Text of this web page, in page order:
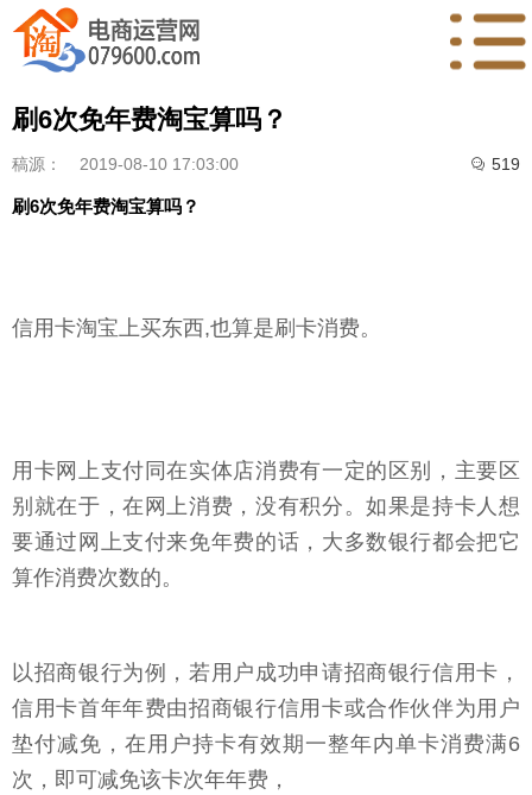
刷6次免年费淘宝算吗？
稿源： 2019-08-10 17:03:00  519
刷6次免年费淘宝算吗？
信用卡淘宝上买东西,也算是刷卡消费。
用卡网上支付同在实体店消费有一定的区别，主要区
别就在于，在网上消费，没有积分。如果是持卡人想
要通过网上支付来免年费的话，大多数银行都会把它
算作消费次数的。
以招商银行为例，若用户成功申请招商银行信用卡，
信用卡首年年费由招商银行信用卡或合作伙伴为用户
垫付减免，在用户持卡有效期一整年内单卡消费满6
次，即可减免该卡次年年费，